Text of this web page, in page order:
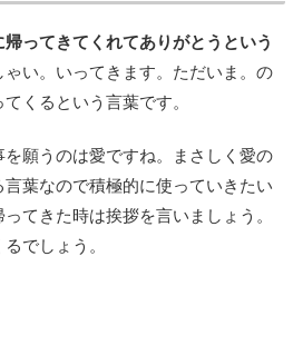
ってきてくれてありがとうという
ゃい。いってきます。ただいま。の
くるという言葉です。
願うのは愛ですね。まさしく愛の
葉なので積極的に使っていきたい
てきた時は挨拶を言いましょう。
でしょう。